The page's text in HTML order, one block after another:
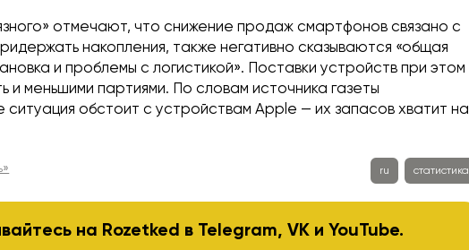
отмечают, что снижение продаж смартфонов связано с
накопления, также негативно сказываются «общая
и проблемы с логистикой». Поставки устройств при этом
и меньшими партиями. По словам источника газеты
ситуация обстоит с устройствам Apple — их запасов хватит на
ru статистика
на Rozetked в Telegram,VK иYouTube.